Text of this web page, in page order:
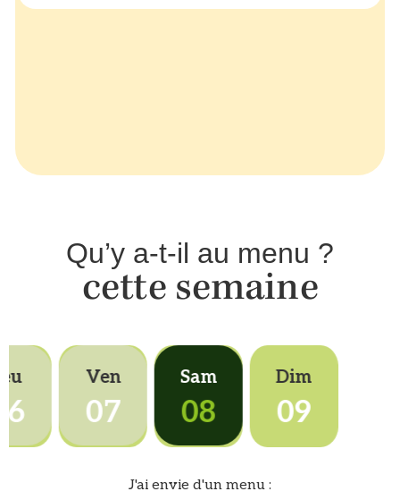
Qu’y a-t-il au menu ?
cette semaine
Ven
07
Sam
08
Dim
09
J'ai envie d'un menu :